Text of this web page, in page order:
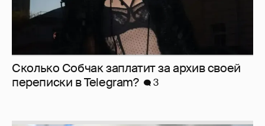
Сколько Собчак заплатит за архив своей
перeписки в Telegram?
3